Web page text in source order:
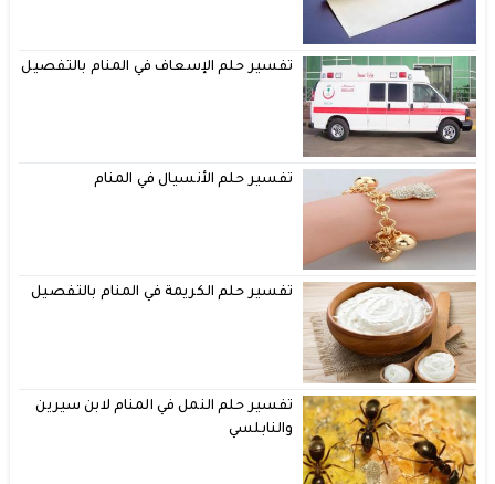
تفسير حلم الإسعاف في المنام بالتفصيل
تفسير حلم الأنسيال في المنام
تفسير حلم الكريمة في المنام بالتفصيل
تفسير حلم النمل في المنام لابن سيرين
والنابلسي